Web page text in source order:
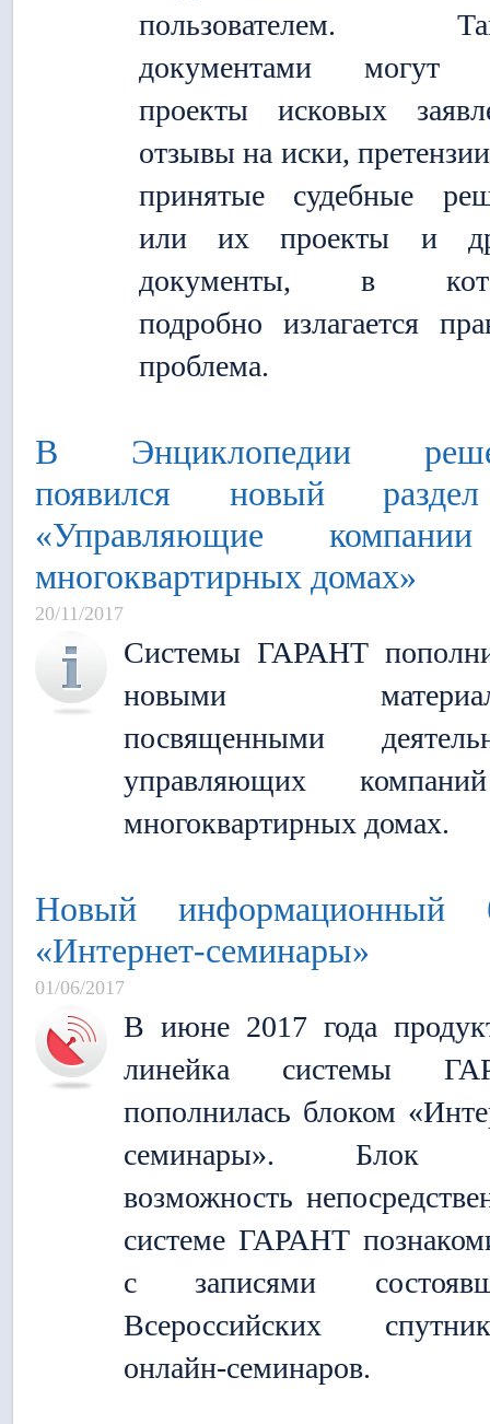
пользователем.
документами могут
проекты исковых
отзывы на иски,
принятые судебные
или их проекты и
документы, в
подробно излагается
проблема.
В Энциклопедии
появился новый
«Управляющие
многоквартирных домах»
20/11/2017
Системы ГАРАНТ
новыми
посвященными
управляющих
многоквартирных домах.
Новый информационный
«Интернет-семинары»
01/06/2017
В июне 2017 года
линейка системы
пополнилась блоком
семинары». Блок
возможность
системе ГАРАНТ
с записями
Всероссийских
онлайн-семинаров.